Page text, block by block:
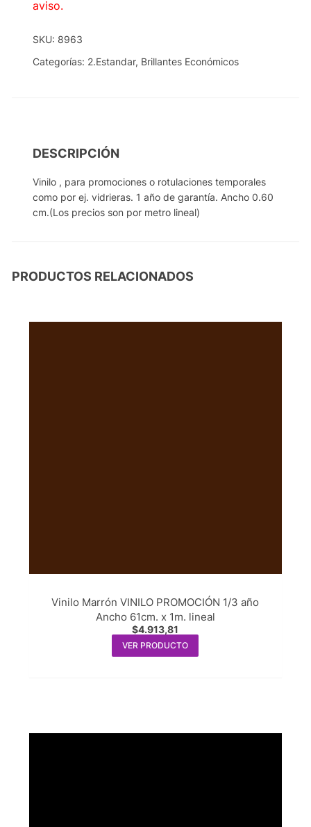
aviso.
SKU: 8963
Categorías: 2.Estandar, Brillantes Económicos
DESCRIPCIÓN
Vinilo , para promociones o rotulaciones temporales
como por ej. vidrieras. 1 año de garantía. Ancho 0.60
cm.(Los precios son por metro lineal)
PRODUCTOS RELACIONADOS
Vinilo Marrón VINILO PROMOCIÓN 1/3 año
Ancho 61cm. x 1m. lineal
$4.913,81
VER PRODUCTO